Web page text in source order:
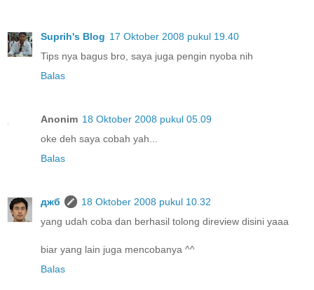
Suprih's Blog 17 Oktober 2008 pukul 19.40
Tips nya bagus bro, saya juga pengin nyoba nih
Balas
Anonim 18 Oktober 2008 pukul 05.09
oke deh saya cobah yah...
Balas
джб
18 Oktober 2008 pukul 10.32
yang udah coba dan berhasil tolong direview disini yaaa
biar yang lain juga mencobanya ^^
Balas